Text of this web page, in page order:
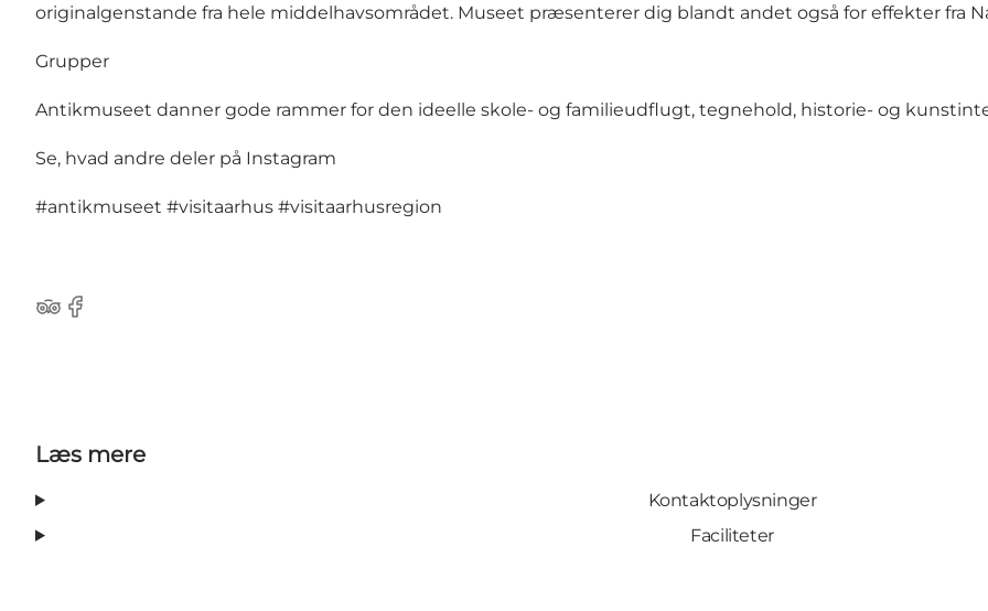
originalgenstande fra hele middelhavsområdet. Museet præsenterer dig blandt andet også for effekter fra
Grupper
Antikmuseet danner gode rammer for den ideelle skole- og familieudflugt, tegnehold, historie- og
Se, hvad andre deler på Instagram
#antikmuseet #visitaarhus #visitaarhusregion
TripAdvisor
Facebook
Læs mere
Kontaktoplysninger
Faciliteter